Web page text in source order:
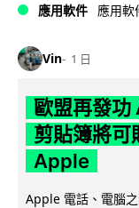
應用軟件 應用軟
Vin 1 日
歐盟再發功
剪貼簿將可
Apple
Apple 電話、電腦